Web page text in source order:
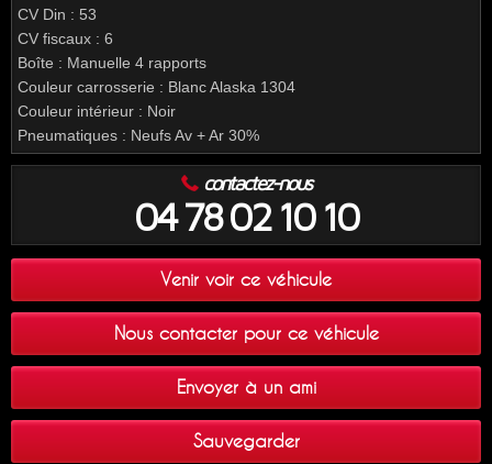
CV Din : 53
CV fiscaux : 6
Boîte : Manuelle 4 rapports
Couleur carrosserie : Blanc Alaska 1304
Couleur intérieur : Noir
Pneumatiques : Neufs Av + Ar 30%
Venir voir ce véhicule
Nous contacter pour ce véhicule
Envoyer à un ami
Sauvegarder
contactez-nous
04 78 02 10 10